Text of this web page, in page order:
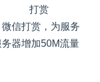
打赏
微信打赏，为服务